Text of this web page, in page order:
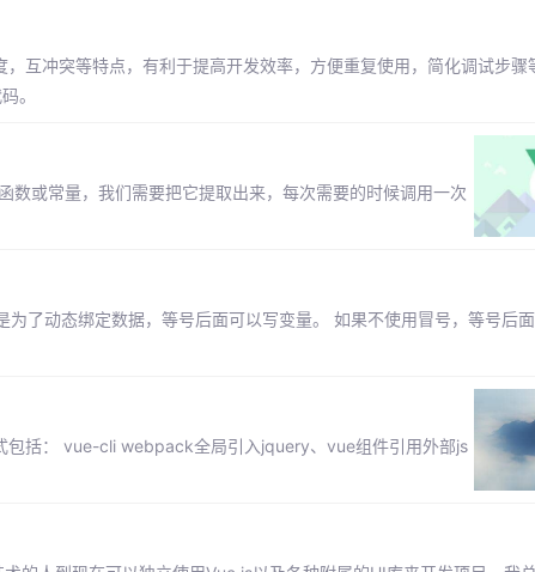
互冲突等特点，有利于提高开发效率，方便重复使用，简化调试步骤
。
或常量，我们需要把它提取出来，每次需要的时候调用一次
了动态绑定数据，等号后面可以写变量。 如果不使用冒号，等号后
包括： vue-cli webpack全局引入jquery、vue组件引用外部js